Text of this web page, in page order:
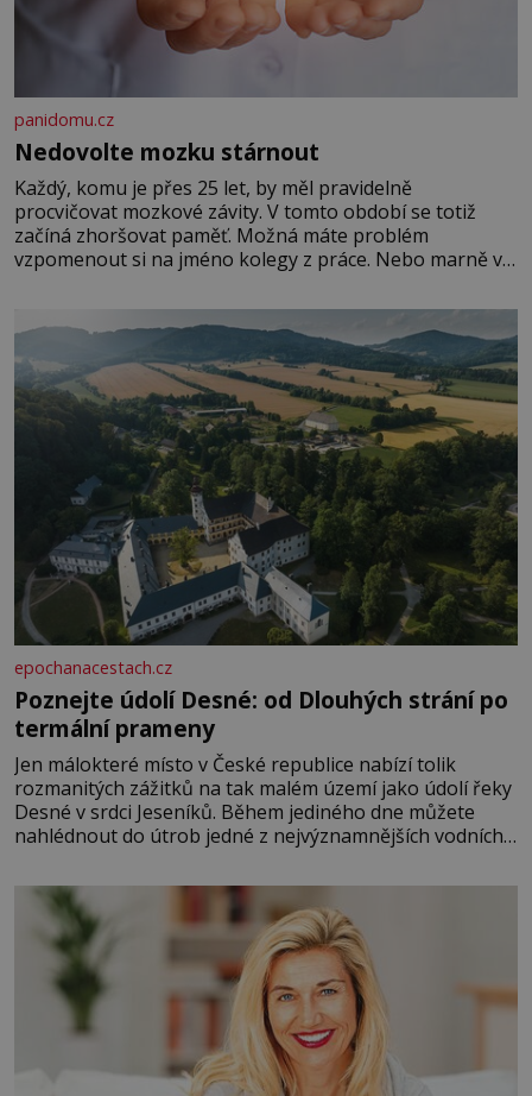
panidomu.cz
Nedovolte mozku stárnout
Každý, komu je přes 25 let, by měl pravidelně
procvičovat mozkové závity. V tomto období se totiž
začíná zhoršovat paměť. Možná máte problém
vzpomenout si na jméno kolegy z práce. Nebo marně v
Je to opravdu tak, s věkem jako kdyby se paměť
rozhodla stávkovat. Cvičte
epochanacestach.cz
Poznejte údolí Desné: od Dlouhých strání po
termální prameny
Jen málokteré místo v České republice nabízí tolik
rozmanitých zážitků na tak malém území jako údolí řeky
Desné v srdci Jeseníků. Během jediného dne můžete
nahlédnout do útrob jedné z nejvýznamnějších vodních
se na koloběžce a den zakončit poznáváním památek ve
Velkých Losinách nebo v termálním